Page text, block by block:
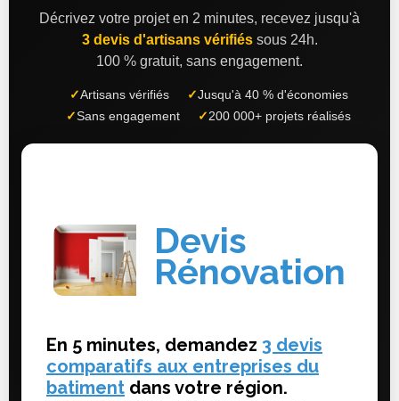
Décrivez votre projet en 2 minutes, recevez jusqu'à
3 devis d'artisans vérifiéssous 24h.
100 % gratuit, sans engagement.
✓Artisans vérifiés ✓Jusqu'à 40 % d'économies
✓Sans engagement ✓200 000+ projets réalisés